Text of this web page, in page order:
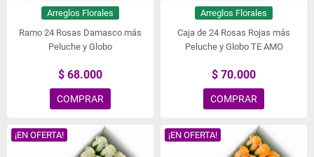
Arreglos Florales
Ramo 24 Rosas Damasco más
Peluche y Globo
$ 68.000
COMPRAR
Arreglos Florales
Caja de 24 Rosas Rojas más
Peluche y Globo TE AMO
$ 70.000
COMPRAR
¡EN OFERTA! ¡EN OFERTA!